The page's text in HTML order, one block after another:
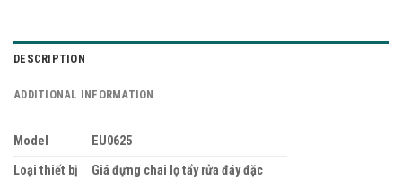
DESCRIPTION
ADDITIONAL INFORMATION
Model
EU0625
Loại thiết bị
Giá đựng chai lọ tẩy rửa đáy đặc